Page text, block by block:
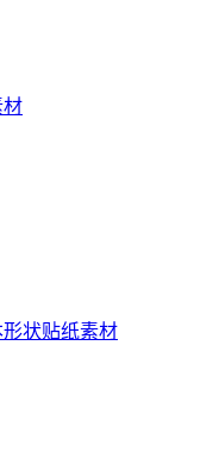
材
状贴纸素材